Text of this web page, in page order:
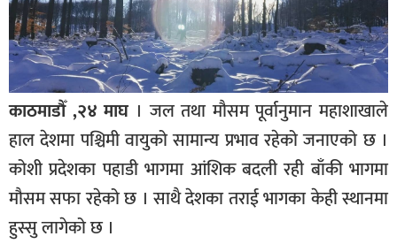
काठमाडौँ ,२४ माघ । जल तथा मौसम पूर्वानुमान महाशाखाले
हाल देशमा पश्चिमी वायुको सामान्य प्रभाव रहेको जनाएको छ ।
कोशी प्रदेशका पहाडी भागमा आंशिक बदली रही बाँकी भागमा
मौसम सफा रहेको छ । साथै देशका तराई भागका केही स्थानमा
हुस्सु लागेको छ ।